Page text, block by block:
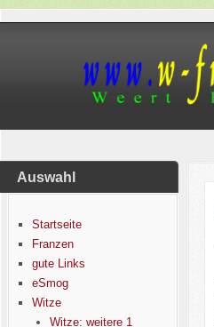
Auswahl
Startseite
Franzen
gute Links
eSmog
Witze
Witze: weitere 1